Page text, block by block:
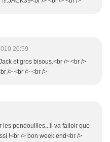
20:59
et gros bisous.<br /> <br />
/> <br /> <br />
les pendouilles...il va falloir que
!<br /> bon week end<br />